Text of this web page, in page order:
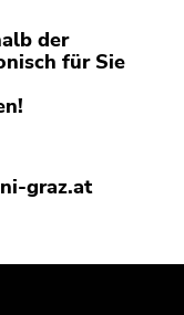
der
für Sie
graz.at